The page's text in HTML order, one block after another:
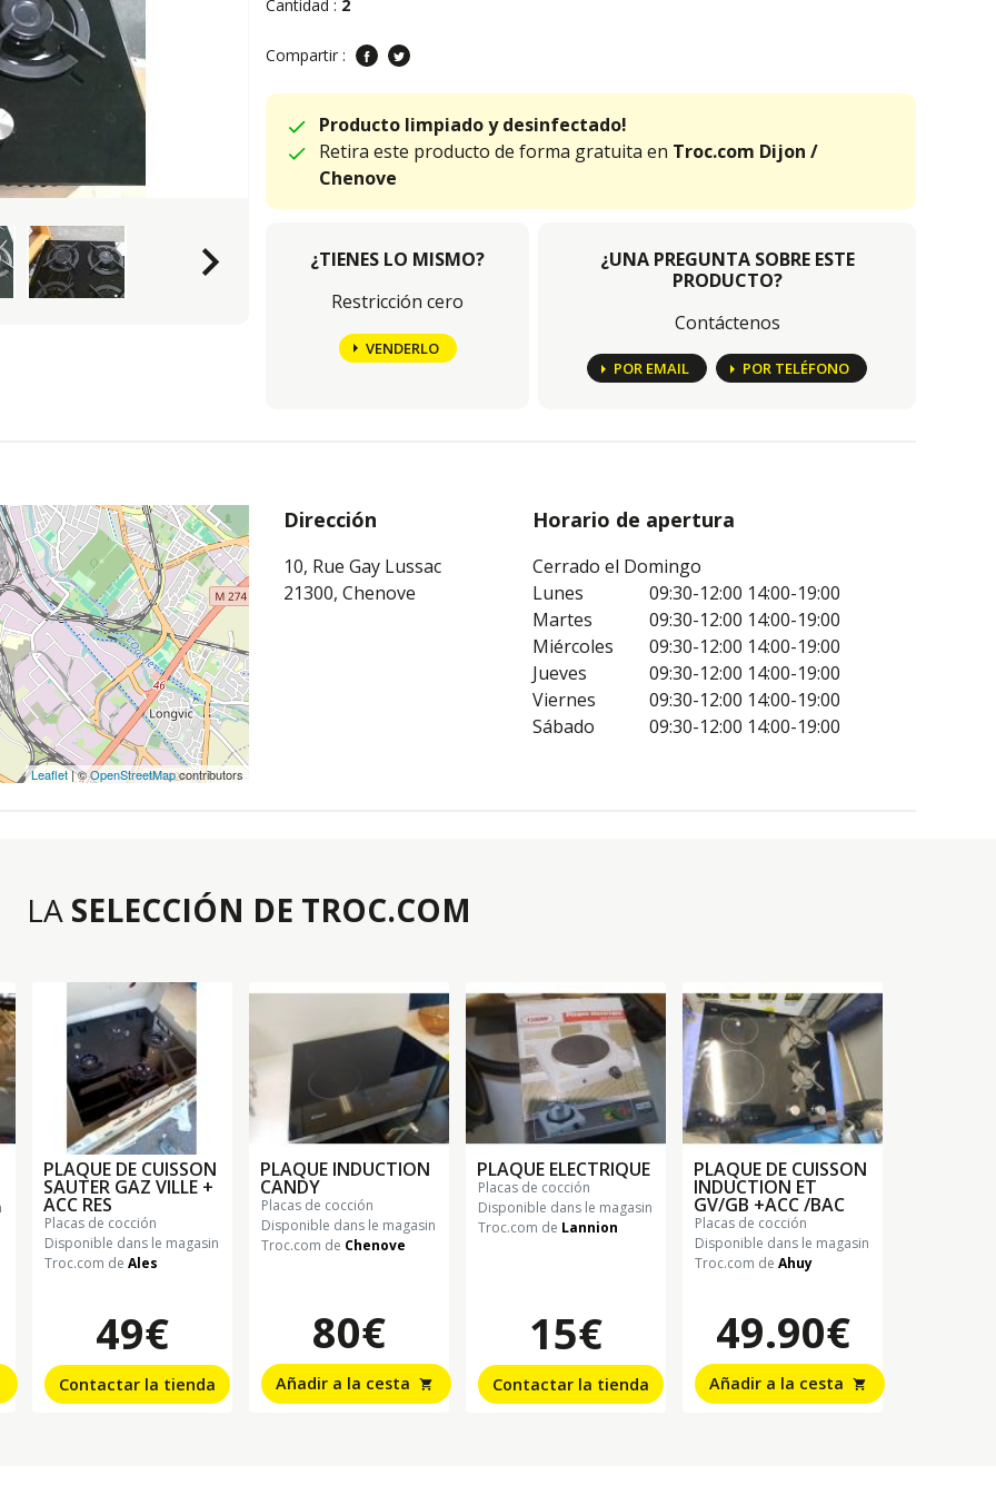
keyboard_arrow_right
Cantidad : 2
Compartir :
Producto limpiado y desinfectado!
Retira este producto de forma gratuita en Troc.com Dijon /
Chenove
¿TIENES LO MISMO?
Restricción cero
VENDERLO
¿UNA PREGUNTA SOBRE ESTE
PRODUCTO?
Contáctenos
POR EMAIL POR TELÉFONO
Leaflet| ©OpenStreetMapcontributors
Dirección
10, Rue Gay Lussac
21300, Chenove
Horario de apertura
Cerrado el Domingo
Lunes
09:30-12:00 14:00-19:00
Martes
09:30-12:00 14:00-19:00
Miércoles
09:30-12:00 14:00-19:00
Jueves
09:30-12:00 14:00-19:00
Viernes
09:30-12:00 14:00-19:00
Sábado
09:30-12:00 14:00-19:00
LA SELECCIÓN DE TROC.COM
PLAQUE DE CUISSON
SAUTER GAZ VILLE +
ACC RES
placas de cocción
Disponible dans le magasin
Troc.com de Ales
49€
Contactar la tienda
PLAQUE INDUCTION
CANDY
placas de cocción
Disponible dans le magasin
Troc.com de Chenove
80€
Añadir a la cesta shopping_cart
PLAQUE ELECTRIQUE
placas de cocción
Disponible dans le magasin
Troc.com de Lannion
15€
Contactar la tienda
PLAQUE DE CUISSON
INDUCTION ET
GV/GB +ACC /BAC
placas de cocción
Disponible dans le magasin
Troc.com de Ahuy
49.90€
Añadir a la cesta shopping_cart